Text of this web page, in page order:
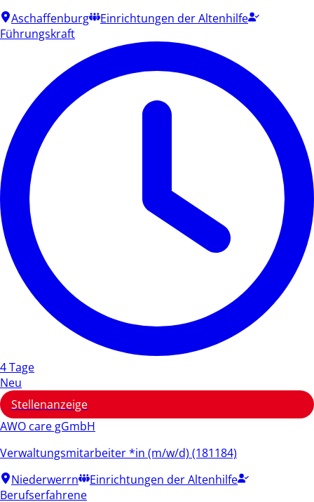
Aschaffenburg
Einrichtungen der Altenhilfe
Führungskraft
4 Tage
Neu
Stellenanzeige
AWO care gGmbH
Verwaltungsmitarbeiter *in (m/w/d) (181184)
Niederwerrn
Einrichtungen der Altenhilfe
Berufserfahrene